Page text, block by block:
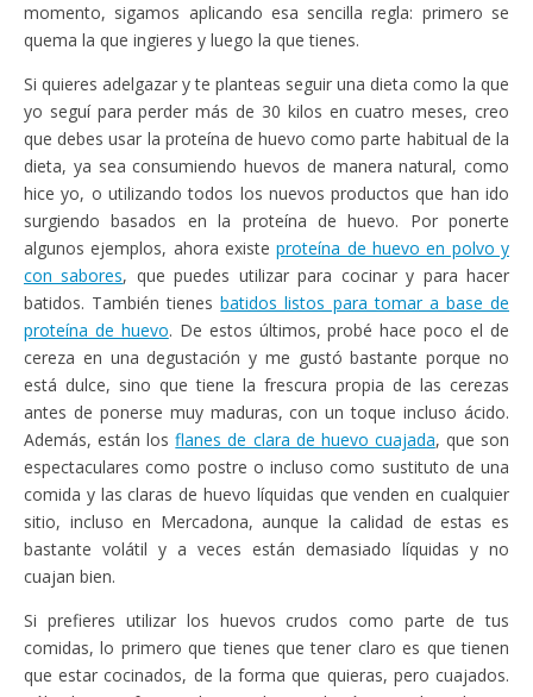
momento, sigamos aplicando esa sencilla regla: primero se
quema la que ingieres y luego la que tienes.
Si quieres adelgazar y te planteas seguir una dieta como la que
yo seguí para perder más de 30 kilos en cuatro meses, creo
que debes usar la proteína de huevo como parte habitual de la
dieta, ya sea consumiendo huevos de manera natural, como
hice yo, o utilizando todos los nuevos productos que han ido
surgiendo basados en la proteína de huevo. Por ponerte
algunos ejemplos, ahora existeproteína de huevo en polvo y
con sabores, que puedes utilizar para cocinar y para hacer
batidos. También tienesbatidos listos para tomar a base de
proteína de huevo. De estos últimos, probé hace poco el de
cereza en una degustación y me gustó bastante porque no
está dulce, sino que tiene la frescura propia de las cerezas
antes de ponerse muy maduras, con un toque incluso ácido.
Además, están losflanes de clara de huevo cuajada, que son
espectaculares como postre o incluso como sustituto de una
comida y las claras de huevo líquidas que venden en cualquier
sitio, incluso en Mercadona, aunque la calidad de estas es
bastante volátil y a veces están demasiado líquidas y no
cuajan bien.
Si prefieres utilizar los huevos crudos como parte de tus
comidas, lo primero que tienes que tener claro es que tienen
que estar cocinados, de la forma que quieras, pero cuajados.